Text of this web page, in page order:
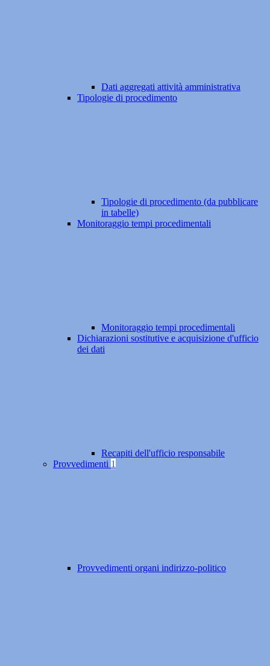
Dati aggregati attività amministrativa
Tipologie di procedimento
Tipologie di procedimento (da pubblicare
in tabelle)
Monitoraggio tempi procedimentali
Monitoraggio tempi procedimentali
Dichiarazioni sostitutive e acquisizione d'ufficio
dei dati
Recapiti dell'ufficio responsabile
Provvedimenti 1
Provvedimenti organi indirizzo-politico